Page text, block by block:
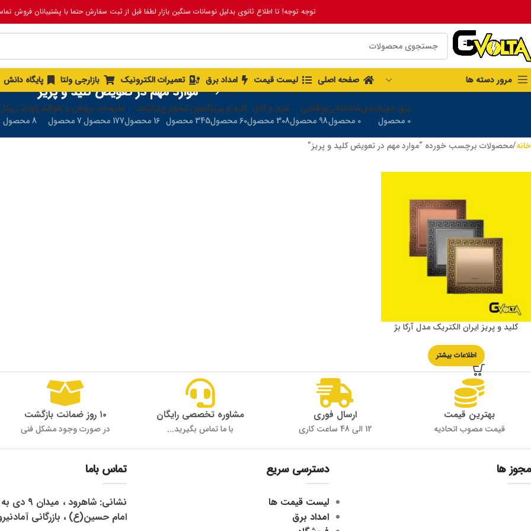
توجه توجه! تا اطلاع ثانوی بدلیل نوسانات سنگین بازار لطفا قبل از ثبت سفارش حتما با پشتیبانان فروش
مرور دسته ها صفحه اصلی لیست قیمت امداد برق تعمیرات الکترونیک بازارجی ولتا پایگاه دانش
موارد مهم در تعویض کلید و پریز
برق خورشیدی
0 محصول
ساختمانی
0 محصول
روشنایی
98 محصول
سیم و کابل
308 محصول
کلید و پریز
60 محصول
آیفون تصویری
345 محصول
تزئینات
16 محصول
ملزومات برق
177 محصول
فن و هواکش
7 محصول
لوازم
8 محصول
خانه محصولات برچسب خورده “موارد مهم در تعویض کلید و پریز”
کلید و پریز ایران الکتریک مدل آرکا بژ
اطلاعات بیشتر
بهترین قیمت
قیمت مصوب اتحادیه
ارسال فوری
12 الی 48 ساعت کاری
مشاوره تخصصی رایگان
با ما تماس بگیرید...
۱۰ روز ضمانت بازگشت
در صورت وجود مشکل فنی
مجوز ها دسترسی سریع
لیست قیمت ها
امداد برق
تماس باما
نشانی:
امام حسین(ع) ، بازرگانی